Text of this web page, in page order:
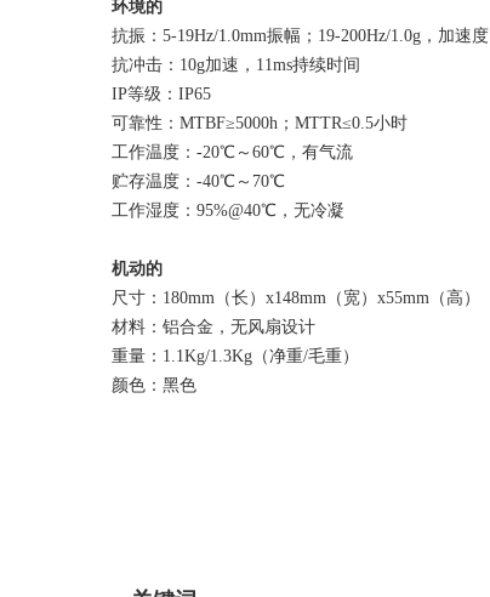
环境的
抗振：5-19Hz/1.0mm振幅；19-200Hz/1.0g，加速度
抗冲击：10g加速，11ms持续时间
IP等级：IP65
可靠性：MTBF≥5000h；MTTR≤0.5小时
工作温度：-20℃～60℃，有气流
贮存温度：-40℃～70℃
工作湿度：95%@40℃，无冷凝
机动的
尺寸：180mm（长）x148mm（宽）x55mm（高）
材料：铝合金，无风扇设计
重量：1.1Kg/1.3Kg（净重/毛重）
颜色：黑色